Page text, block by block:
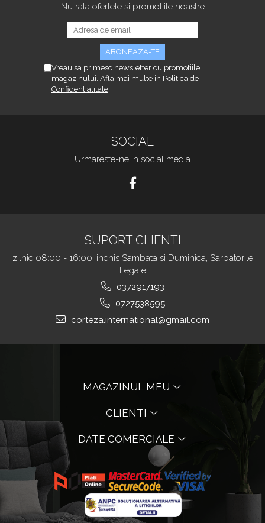
Nu rata ofertele si promotiile noastre
Vreau sa primesc newsletter cu promotiile
magazinului. Afla mai multe in Politica de
Confidentialitate
SOCIAL
Urmareste-ne in social media
SUPORT CLIENTI
zilnic 08:00 - 16:00, inchis Sambata si Duminica, Sarbatorile
Legale
0372917193
0727538595
corteza.international@gmail.com
MAGAZINUL MEU
CLIENTI
DATE COMERCIALE